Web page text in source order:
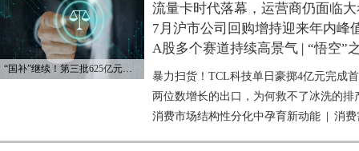
“国补”继续！第三批625亿元资金已下达
流量卡时代落幕，运营商仍面临
7月沪市公司回购增持迎来年内峰
A股多个赛道持续高景气 | “悟空”
暴力扫货！TCL科技单日豪掷4亿元完成
两位数增长的出口，为何救不了冰洗的排
消费市场结构性分化中孕育新动能
消费